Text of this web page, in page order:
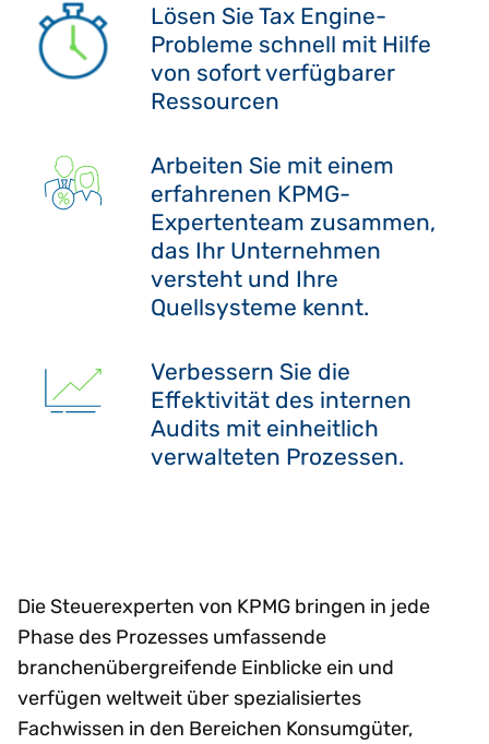
Lösen Sie Tax Engine-
Probleme schnell mit Hilfe
von sofort verfügbarer
Ressourcen
Arbeiten Sie mit einem
erfahrenen KPMG-
Expertenteam zusammen,
das Ihr Unternehmen
versteht und Ihre
Quellsysteme kennt.
Verbessern Sie die
Effektivität des internen
Audits mit einheitlich
verwalteten Prozessen.
Die Steuerexperten von KPMG bringen in jede
Phase des Prozesses umfassende
branchenübergreifende Einblicke ein und
verfügen weltweit über spezialisiertes
Fachwissen in den Bereichen Konsumgüter,